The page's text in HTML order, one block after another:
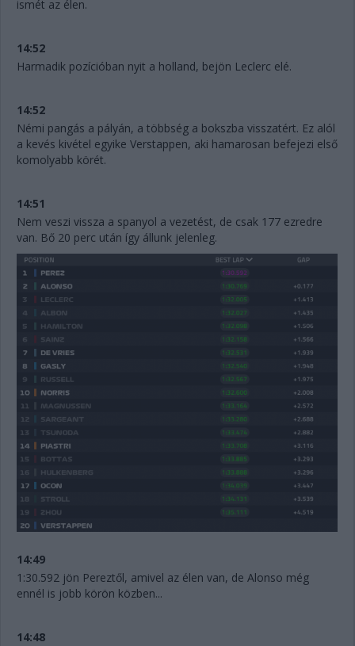
ismét az élen.
14:52
Harmadik pozícióban nyit a holland, bejön Leclerc elé.
14:52
Némi pangás a pályán, a többség a bokszba visszatért. Ez alól
a kevés kivétel egyike Verstappen, aki hamarosan befejezi első
komolyabb körét.
14:51
Nem veszi vissza a spanyol a vezetést, de csak 177 ezredre
van. Bő 20 perc után így állunk jelenleg.
14:49
1:30.592 jön Pereztől, amivel az élen van, de Alonso még
ennél is jobb körön közben...
14:48